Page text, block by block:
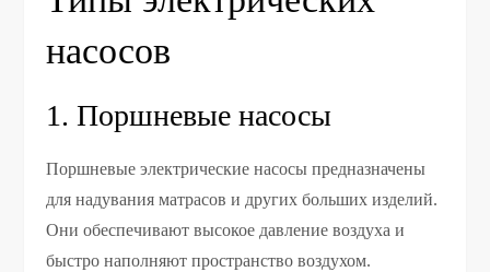
насосов
1. Поршневые насосы
Поршневые электрические насосы предназначены
для надувания матрасов и других больших изделий.
Они обеспечивают высокое давление воздуха и
быстро наполняют пространство воздухом.